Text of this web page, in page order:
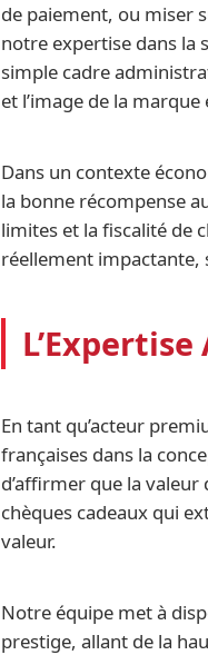
de paiement, ou miser
notre expertise dans la
simple cadre
et l’image de la
Dans un contexte
la bonne récompense
limites et la fiscalité de
réellement impactante,
En tant qu’acteur
françaises dans la
d’affirmer que la
chèques cadeaux qui
valeur.
Notre équipe met à
prestige, allant de la